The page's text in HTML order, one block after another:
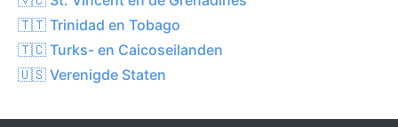
🇹🇹 Trinidad en Tobago
🇹🇨 Turks- en Caicoseilanden
🇺🇸 Verenigde Staten